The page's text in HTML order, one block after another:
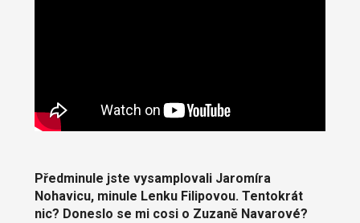
Předminule jste vysamplovali Jaromíra
Nohavicu, minule Lenku Filipovou. Tentokrát
nic? Doneslo se mi cosi o Zuzaně Navarové?